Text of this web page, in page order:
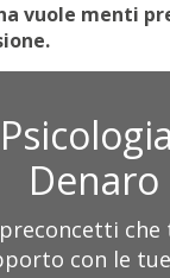
vuole menti
Denaro
con le